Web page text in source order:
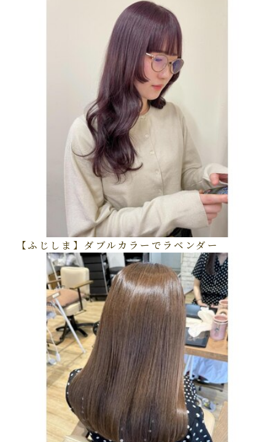
【ふじしま】ダブルカラーでラベンダー